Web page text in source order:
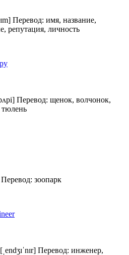
Перевод: имя, название,
репутация, личность
Перевод: щенок, волчонок,
зоопарк
Перевод: инженер,